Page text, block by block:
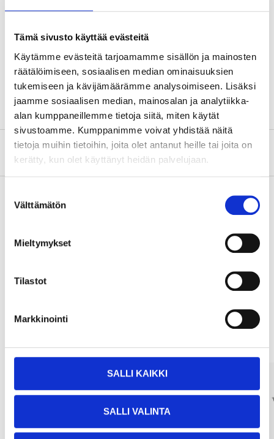
Tämä sivusto käyttää evästeitä
Käytämme evästeitä tarjoamamme sisällön ja mainosten
räätälöimiseen, sosiaalisen median ominaisuuksien
tukemiseen ja kävijämäärämme analysoimiseen. Lisäksi
jaamme sosiaalisen median, mainosalan ja analytiikka-
alan kumppaneillemme tietoja siitä, miten käytät
sivustoamme. Kumppanimme voivat yhdistää näitä
tietoja muihin tietoihin, joita olet antanut heille tai joita on
kerätty, kun olet käyttänyt heidän palvelujaan.
valinta
Välttämätön
Mieltymykset
Tilastot
Markkinointi
SALLI KAIKKI
SALLI VALINTA
Diameter
Length
100 mm
Quantity
25 pcs
About the manufacturer
Pay & Collect in your local store within 2 hours!
Other customers also bought